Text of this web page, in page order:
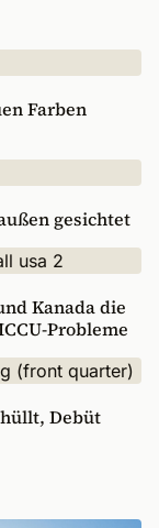
Farben
gesichtet
Kanada die
Probleme
Debüt